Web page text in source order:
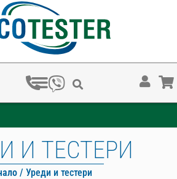
И ТЕСТЕРИ
/ Уреди и тестери